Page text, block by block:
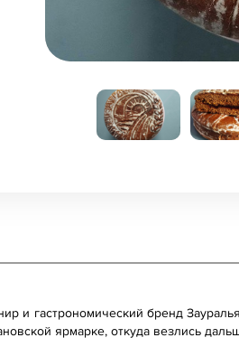
и гастрономический бренд
ярмарке, откуда везлись